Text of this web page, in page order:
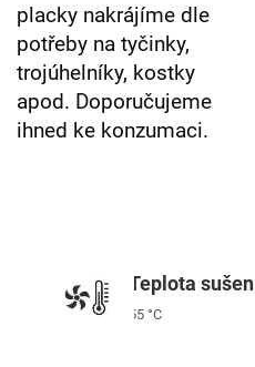
placky nakrájíme dle
potřeby na tyčinky,
trojúhelníky, kostky
apod. Doporučujeme
ihned ke konzumaci.
Teplota sušení
55 °C